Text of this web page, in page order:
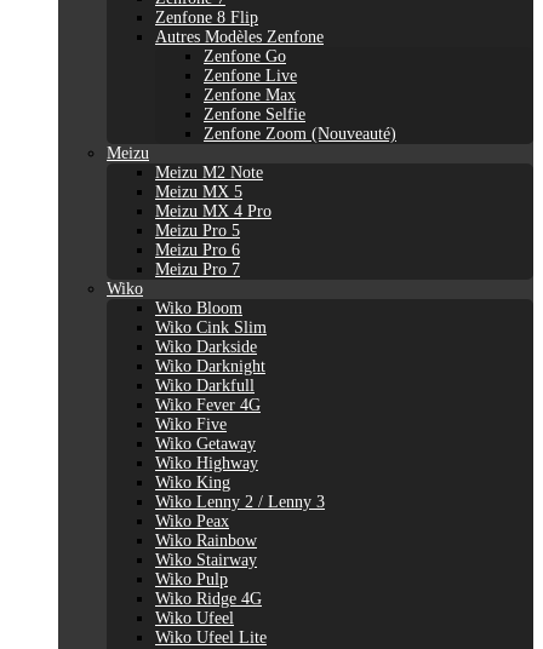
Zenfone 8 Flip
Autres Modèles Zenfone
Zenfone Go
Zenfone Live
Zenfone Max
Zenfone Selfie
Zenfone Zoom (Nouveauté)
Meizu
Meizu M2 Note
Meizu MX 5
Meizu MX 4 Pro
Meizu Pro 5
Meizu Pro 6
Meizu Pro 7
Wiko
Wiko Bloom
Wiko Cink Slim
Wiko Darkside
Wiko Darknight
Wiko Darkfull
Wiko Fever 4G
Wiko Five
Wiko Getaway
Wiko Highway
Wiko King
Wiko Lenny 2 / Lenny 3
Wiko Peax
Wiko Rainbow
Wiko Stairway
Wiko Pulp
Wiko Ridge 4G
Wiko Ufeel
Wiko Ufeel Lite